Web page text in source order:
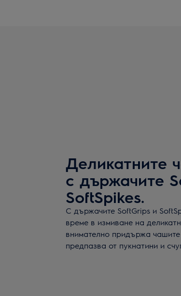
Деликатните
с държачите
SoftSpikes.
С държачите SoftGrips и
време в измиване на
внимателно придържа
предпазва от пукнатини и